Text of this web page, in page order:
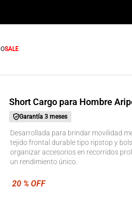
SALE
Short Cargo para Hombre
Garantía 3 meses
Desarrollada para brindar movilidad
tejido frontal durable tipo ripstop y
organizar accesorios en recorridos
un rendimiento único.